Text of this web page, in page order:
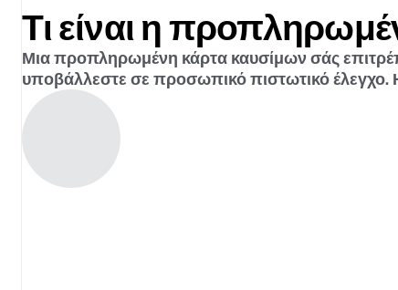
Τι είναι η
Μια προπληρωμένη κάρτα καυσίμων σάς
υποβάλλεστε σε προσωπικό πιστωτικό έλεγχο.